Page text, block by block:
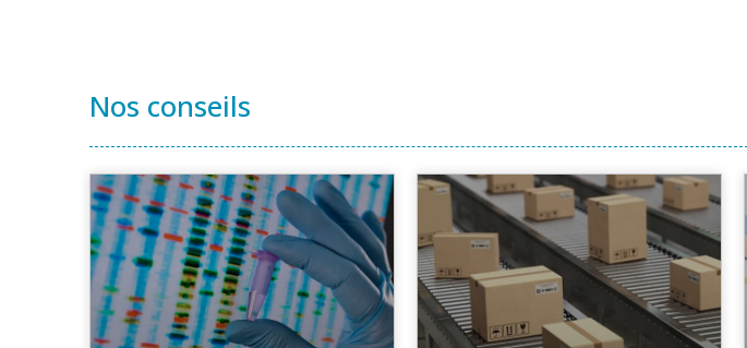
Nos conseils